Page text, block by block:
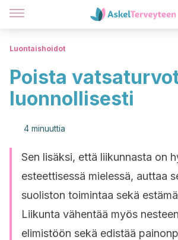
Luontaishoidot
Poista
luonnollisesti
4 minuuttia
Sen lisäksi, että liikunnasta on
esteettisessä mielessä, auttaa
suoliston toimintaa sekä
Liikunta vähentää myös
elimistöön sekä edistää